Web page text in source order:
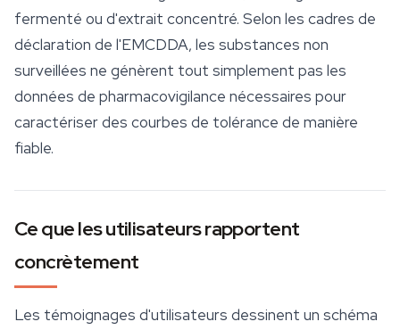
fermenté ou d'extrait concentré. Selon les cadres de
déclaration de l'EMCDDA, les substances non
surveillées ne génèrent tout simplement pas les
données de pharmacovigilance nécessaires pour
caractériser des courbes de tolérance de manière
fiable.
Ce que les utilisateurs rapportent
concrètement
Les témoignages d'utilisateurs dessinent un schéma